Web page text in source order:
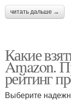
читать дальше →
Какие
Amazon.
рейтинг
Выберите